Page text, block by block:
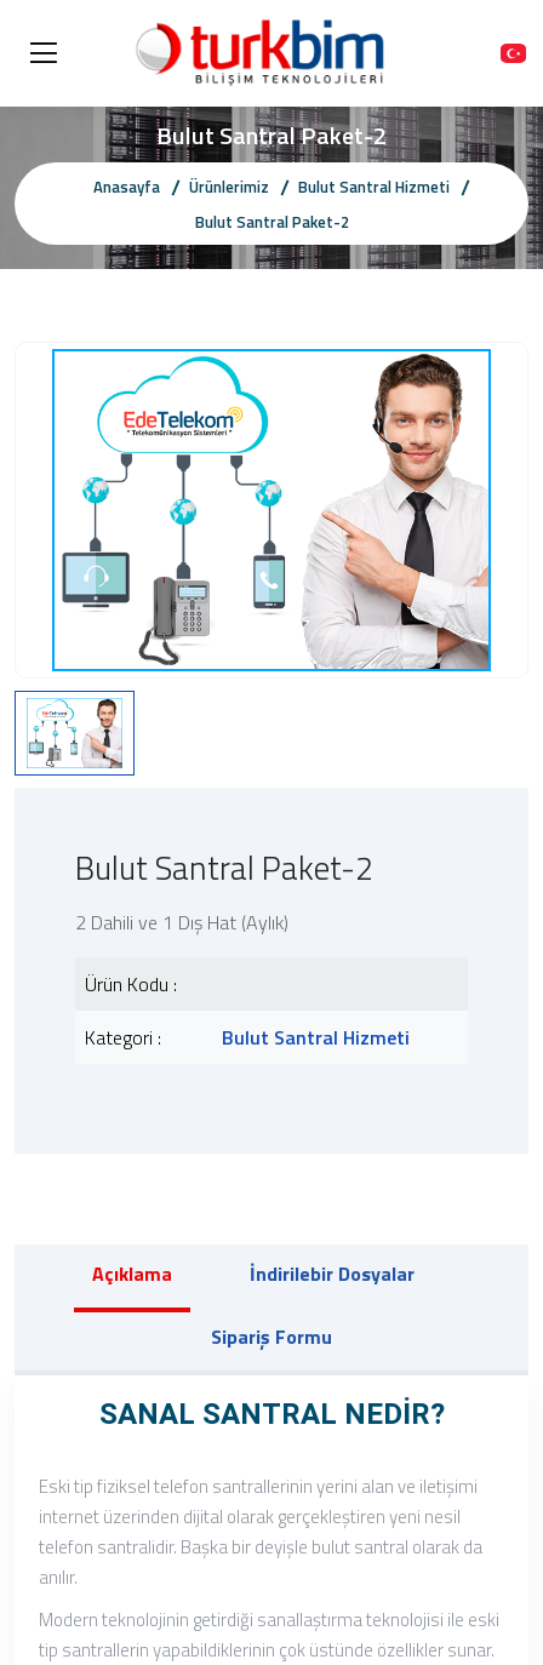
Bulut Santral Paket-2
Anasayfa Ürünlerimiz
Bulut Santral Hizmeti
Bulut Santral Paket-2
Bulut Santral Paket-2
2 Dahili ve 1 Dış Hat (Aylık)
Ürün Kodu :
Kategori :
Bulut Santral Hizmeti
Açıklama İndirilebir Dosyalar
Sipariş Formu
SANAL SANTRAL NEDİR?
Eski tip fiziksel telefon santrallerinin yerini alan ve iletişimi
internet üzerinden dijital olarak gerçekleştiren yeni nesil
telefon santralidir. Başka bir deyişle bulut santral olarak da
anılır.
Modern teknolojinin getirdiği sanallaştırma teknolojisi ile eski
tip santrallerin yapabildiklerinin çok üstünde özellikler sunar.